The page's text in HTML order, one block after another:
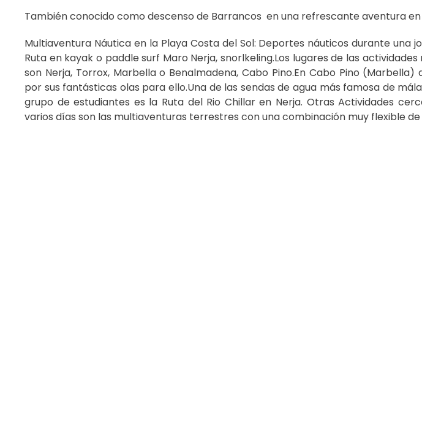
También conocido como descenso de Barrancos en una refrescante aventura en
Multiaventura Náutica en la Playa Costa del Sol: Deportes náuticos durante una
Ruta en kayak o paddle surf Maro Nerja, snorlkeling.Los lugares de las
son Nerja, Torrox, Marbella o Benalmadena, Cabo Pino.En Cabo Pino
por sus fantásticas olas para ello.Una de las sendas de agua más famosa de
grupo de estudiantes es la Ruta del Rio Chillar en Nerja. Otras Actividades
varios días son las multiaventuras terrestres con una combinación muy flexible de